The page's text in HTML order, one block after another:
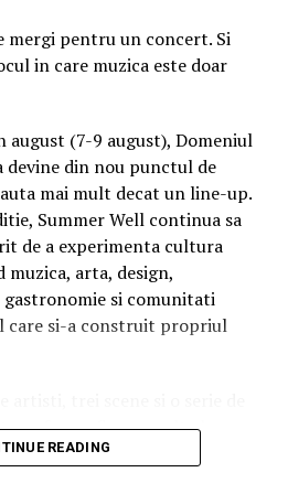
here with his
has not
for five
a great
September
mergi pentru un concert. Si
in care muzica este doar
august (7-9 august), Domeniul
devine din nou punctul de
mai mult decat un line-up.
Summer Well continua sa
de a experimenta cultura
arta, design,
si comunitati
care si-a construit propriul
fiecare colt al
cu identitate proprie. Nu este
READING